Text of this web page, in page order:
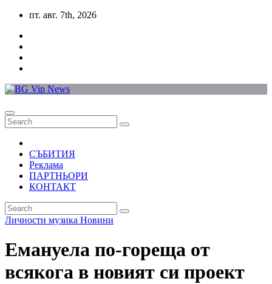
Skip
content
пт. авг. 7th, 2026
СЪБИТИЯ
Реклама
ПАРТНЬОРИ
КОНТАКТ
Личности музика Новини
Емануела по-гореща от
всякога в новият си проект